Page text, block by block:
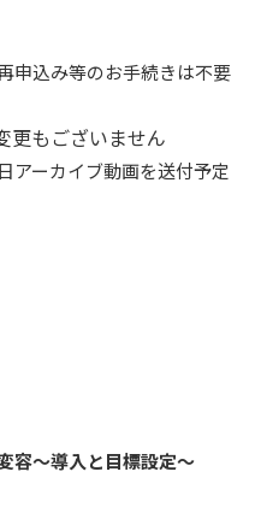
申込み等のお手続きは不要
更もございません
アーカイブ動画を送付予定
容～導入と目標設定～